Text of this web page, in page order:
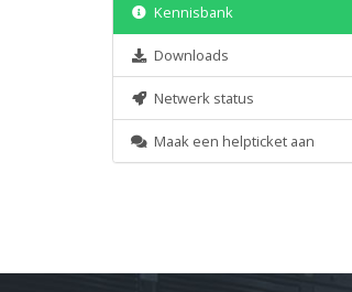
Kennisbank
Downloads
Netwerk status
Maak een helpticket aan